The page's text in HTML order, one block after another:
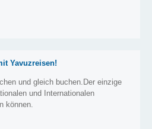
Yavuzreisen!
und gleich buchen.Der einzige
und Internationalen
können.